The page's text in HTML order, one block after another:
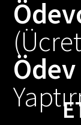
Ödev